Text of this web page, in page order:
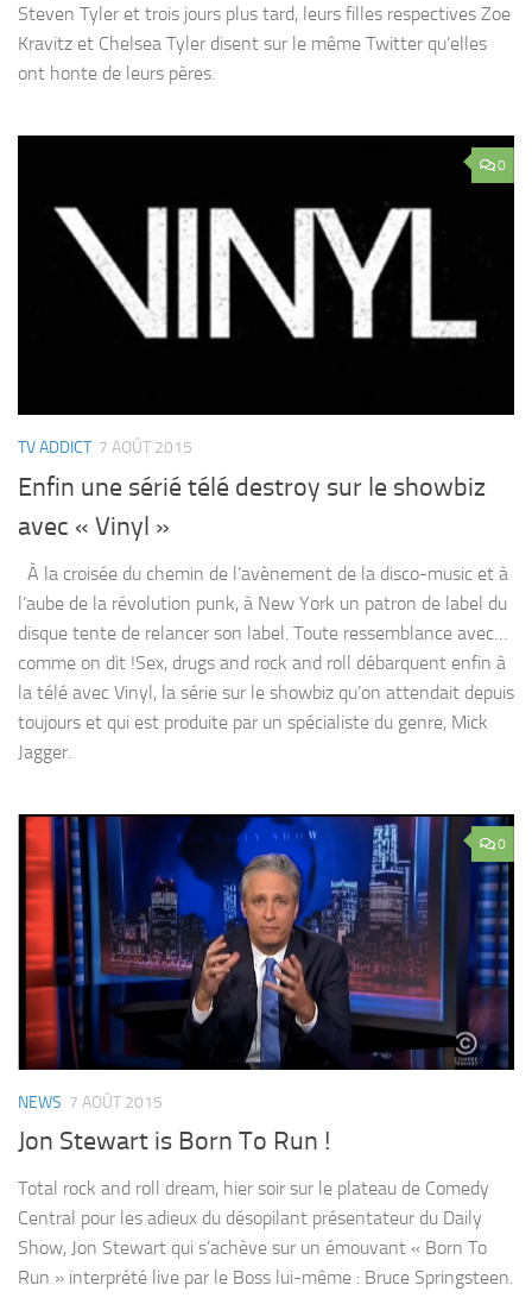
Steven Tyler et trois jours plus tard, leurs filles respectives Zoe
Kravitz et Chelsea Tyler disent sur le même Twitter qu’elles
ont honte de leurs pères.
0
TV ADDICT 7 AOÛT 2015
Enfin une sérié télé destroy sur le showbiz
avec « Vinyl »
À la croisée du chemin de l’avènement de la disco-music et à
l’aube de la révolution punk, à New York un patron de label du
disque tente de relancer son label. Toute ressemblance avec…
comme on dit !Sex, drugs and rock and roll débarquent enfin à
la télé avec Vinyl, la série sur le showbiz qu’on attendait depuis
toujours et qui est produite par un spécialiste du genre, Mick
Jagger.
0
NEWS 7 AOÛT 2015
Jon Stewart is Born To Run !
Total rock and roll dream, hier soir sur le plateau de Comedy
Central pour les adieux du désopilant présentateur du Daily
Show, Jon Stewart qui s’achève sur un émouvant « Born To
Run » interprété live par le Boss lui-même : Bruce Springsteen.